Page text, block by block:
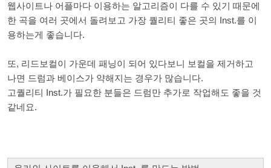
웹사이트나 어플마다 이용하는 알고리즘이 다를 수 있기 때문에
한 곡을 여러 곳에서 돌려보고 가장 퀄리티 좋은 곳의 Inst.를 이
용하는게 좋습니다.
또, 리드보컬이 가운데 패닝이 되어 있다보니 보컬을 제거하고
나면 드럼과 베이스가 약해지는 경우가 많습니다.
고퀄리티 Inst.가 필요한 분들은 드럼만 추가로 작업해도 좋을 것
같네요.